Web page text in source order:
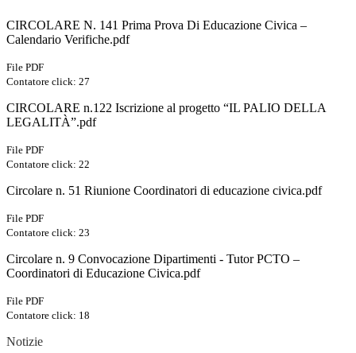
CIRCOLARE N. 141 Prima Prova Di Educazione Civica –
Calendario Verifiche.pdf
File PDF
Contatore click: 27
CIRCOLARE n.122 Iscrizione al progetto “IL PALIO DELLA
LEGALITÀ”.pdf
File PDF
Contatore click: 22
Circolare n. 51 Riunione Coordinatori di educazione civica.pdf
File PDF
Contatore click: 23
Circolare n. 9 Convocazione Dipartimenti - Tutor PCTO –
Coordinatori di Educazione Civica.pdf
File PDF
Contatore click: 18
Notizie